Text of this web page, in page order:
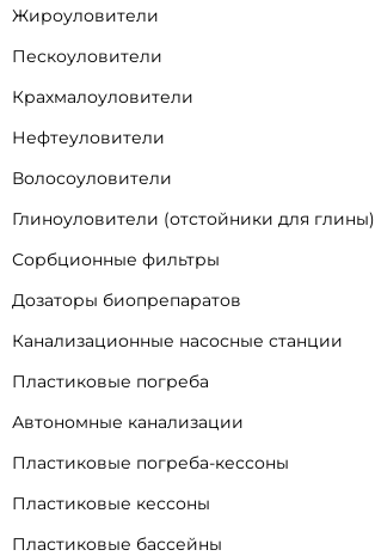
Жироуловители
Пескоуловители
Крахмалоуловители
Нефтеуловители
Волосоуловители
Глиноуловители (отстойники для глины)
Сорбционные фильтры
Дозаторы биопрепаратов
Канализационные насосные станции
Пластиковые погреба
Автономные канализации
Пластиковые погреба-кессоны
Пластиковые кессоны
Пластиковые бассейны